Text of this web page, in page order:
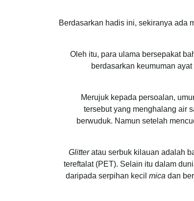
Berdasarkan hadis ini, sekiranya ada
Oleh itu, para ulama bersepakat
berdasarkan keumuman
Merujuk kepada persoalan,
tersebut yang menghalang air
berwuduk. Namun setelah
Glitteratau serbuk kilauan adalah
tereftalat (PET). Selain itu dalam
daripada serpihan kecil mica dan